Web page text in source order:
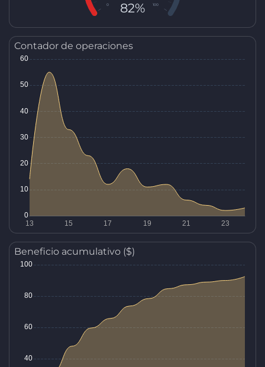
0 100
82%
Contador de operaciones
Beneficio acumulativo ($)